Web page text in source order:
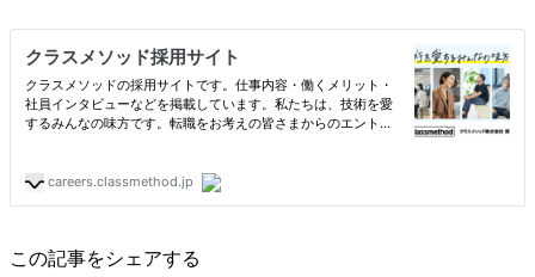
この記事をシェアする